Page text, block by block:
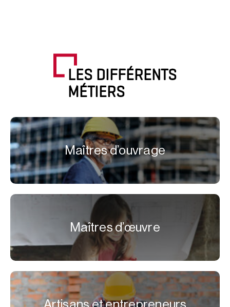
LES DIFFÉRENTS
MÉTIERS
Maîtres d’ouvrage
Maîtres d’œuvre
Artisans et entrepreneurs